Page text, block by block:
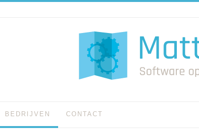
BEDRIJVEN CONTACT